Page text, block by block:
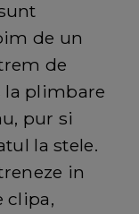
de un
de
la plimbare
pur si
la stele.
in
clipa,